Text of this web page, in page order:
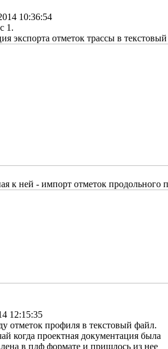
10:36:54
1.
экспорта отметок трассы в
к ней - импорт отметок продольного
12:15:35
отметок профиля в текстовый файл.
когда проектная документация была
в пдф формате и пришлось из нее